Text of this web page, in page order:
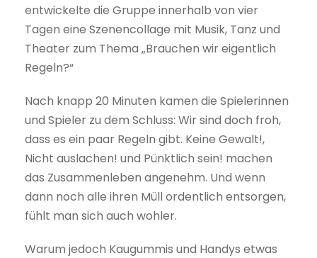
entwickelte die Gruppe innerhalb von vier
Tagen eine Szenencollage mit Musik, Tanz und
Theater zum Thema „Brauchen wir eigentlich
Regeln?“
Nach knapp 20 Minuten kamen die Spielerinnen
und Spieler zu dem Schluss: Wir sind doch froh,
dass es ein paar Regeln gibt. Keine Gewalt!,
Nicht auslachen! und Pünktlich sein! machen
das Zusammenleben angenehm. Und wenn
dann noch alle ihren Müll ordentlich entsorgen,
fühlt man sich auch wohler.
Warum jedoch Kaugummis und Handys etwas